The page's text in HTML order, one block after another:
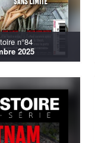
n°84
2025